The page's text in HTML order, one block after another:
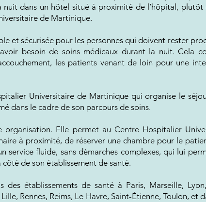
nuit dans un hôtel situé à proximité de l’hôpital,
de Martinique.
et sécurisée pour les personnes qui doivent rester
besoin de soins médicaux durant la nuit. Cela
les patients venant de loin pour une
Universitaire de Martinique qui organise le
dans le cadre de son parcours de soins.
Elle permet au Centre Hospitalier
à proximité, de réserver une chambre pour le
service fluide, sans démarches complexes, qui lui
de son établissement de santé.
des établissements de santé à Paris, Marseille,
Rennes, Reims, Le Havre, Saint-Étienne, Toulon, et